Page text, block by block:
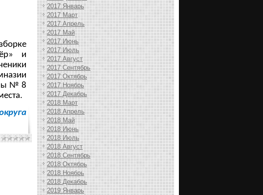
и
№ 8
2017 Январь
2017 Март
2017 Апрель
2017 Май
2017 Июнь
2017 Июль
2017 Август
2017 Сентябрь
2017 Октябрь
2017 Ноябрь
2017 Декабрь
2018 Март
2018 Апрель
2018 Май
2018 Июнь
2018 Июль
2018 Август
2018 Сентябрь
2018 Октябрь
2018 Ноябрь
2018 Декабрь
2019 Январь